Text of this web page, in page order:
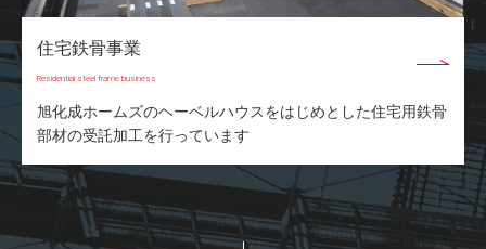
住宅鉄骨事業
Residential steel frame business
旭化成ホームズのヘーベルハウスをはじめとした住宅用鉄骨
部材の受託加工を行っています